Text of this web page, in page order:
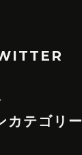
カテゴリー